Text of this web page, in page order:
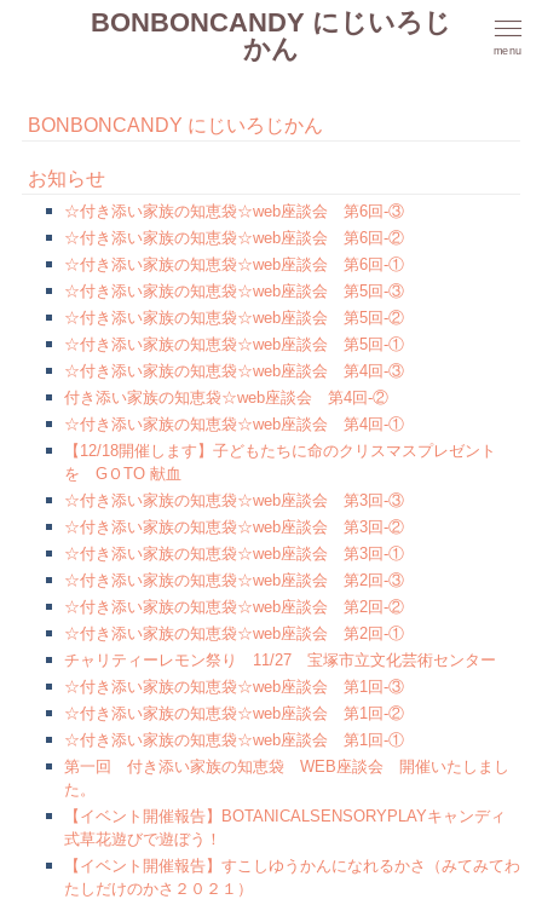
BONBONCANDY にじいろじ
かん
menu
BONBONCANDY にじいろじかん
お知らせ
☆付き添い家族の知恵袋☆web座談会 第6回-③
☆付き添い家族の知恵袋☆web座談会 第6回-②
☆付き添い家族の知恵袋☆web座談会 第6回-①
☆付き添い家族の知恵袋☆web座談会 第5回-③
☆付き添い家族の知恵袋☆web座談会 第5回-②
☆付き添い家族の知恵袋☆web座談会 第5回-①
☆付き添い家族の知恵袋☆web座談会 第4回-③
付き添い家族の知恵袋☆web座談会 第4回-②
☆付き添い家族の知恵袋☆web座談会 第4回-①
【12/18開催します】子どもたちに命のクリスマスプレゼント
を GＯTO 献血
☆付き添い家族の知恵袋☆web座談会 第3回-③
☆付き添い家族の知恵袋☆web座談会 第3回-②
☆付き添い家族の知恵袋☆web座談会 第3回-①
☆付き添い家族の知恵袋☆web座談会 第2回-③
☆付き添い家族の知恵袋☆web座談会 第2回-②
☆付き添い家族の知恵袋☆web座談会 第2回-①
チャリティーレモン祭り 11/27 宝塚市立文化芸術センター
☆付き添い家族の知恵袋☆web座談会 第1回-③
☆付き添い家族の知恵袋☆web座談会 第1回-②
☆付き添い家族の知恵袋☆web座談会 第1回-①
第一回 付き添い家族の知恵袋 WEB座談会 開催いたしまし
た。
【イベント開催報告】BOTANICALSENSORYPLAYキャンディ
式草花遊びで遊ぼう！
【イベント開催報告】すこしゆうかんになれるかさ（みてみてわ
たしだけのかさ２０２１）